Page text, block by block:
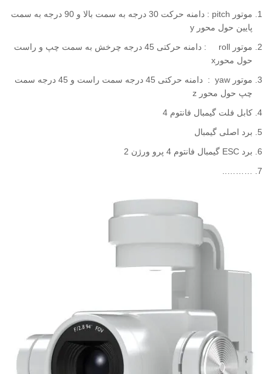
موتور pitch : دامنه حرکت 30 درجه به سمت بالا و 90 درجه به سمت
پایین حول محور y
موتور roll : دامنه حرکتی 45 درجه چرخش به سمت چپ و راست
حول محورx
موتور yaw : دامنه حرکتی 45 درجه سمت راست و 45 درجه سمت
چپ حول محور z
کابل فلت گیمبال فانتوم 4
برد اصلی گیمبال
برد ESC گیمبال فانتوم 4 پرو ورژن 2